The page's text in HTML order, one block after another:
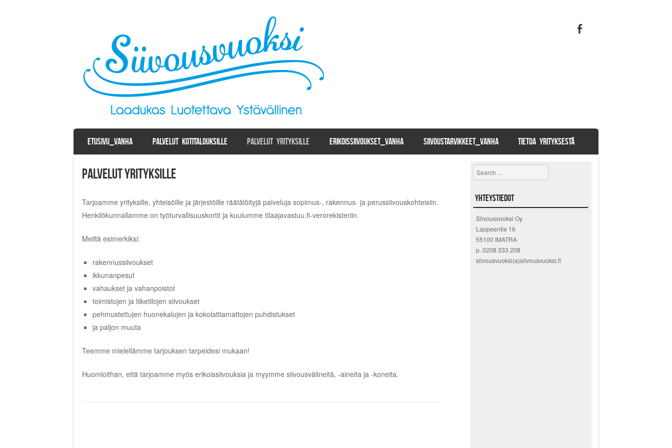
Menu
SKIP TO CONTENT
ETUSIVU_VANHA PALVELUT KOTITALOUKSILLE PALVELUT YRITYKSILLE ERIKOISSIIVOUKSET_VANHA SIIVOUSTARVIKKEET_VANHA TIETOA YRITYKSESTÄ
Palvelut yrityksille
Tarjoamme yrityksille, yhteisöille ja järjestöille räätälöityjä palveluja sopimus-, rakennus- ja perussiivouskohteisiin.
Henkilökunnallamme on työturvallisuuskortit ja kuulumme tilaajavastuu.fi-verorekisteriin.
Meiltä esimerkiksi:
rakennussiivoukset
ikkunanpesut
vahaukset ja vahanpoistot
toimistojen ja liiketilojen siivoukset
pehmustettujen huonekalujen ja kokolattiamattojen puhdistukset
ja paljon muuta
Teemme mielellämme tarjouksen tarpeidesi mukaan!
Huomioithan, että tarjoamme myös erikoissiivouksia ja myymme siivousvälineitä, -aineita ja -koneita.
Search
Yhteystiedot
Siivousvuoksi Oy
Lappeentie 16
55100 IMATRA
p. 0208 333 208
siivousvuoksi(a)siivousvuoksi.fi